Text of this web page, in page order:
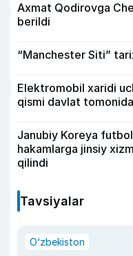
Axmat Qodirovga
berildi
“Manchester Siti”
Elektromobil xaridi
qismi davlat
Janubiy Koreya
hakamlarga jinsiy
qilindi
Tavsiyalar
O‘zbekiston